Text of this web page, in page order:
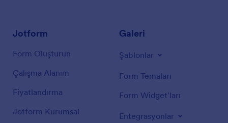
Jotform
Form Oluşturun
Çalışma Alanım
Fiyatlandırma
Jotform Kurumsal
Galeri
Şablonlar
Form Temaları
Form Widget'ları
Entegrasyonlar